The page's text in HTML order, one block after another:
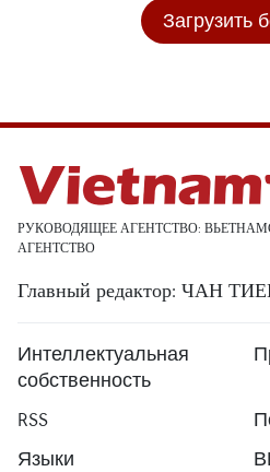
Загрузить
РУКОВОДЯЩЕЕ АГЕНТСТВО:
АГЕНТСТВО
Главный редактор: ЧАН
Интеллектуальная
собственность
RSS
Языки